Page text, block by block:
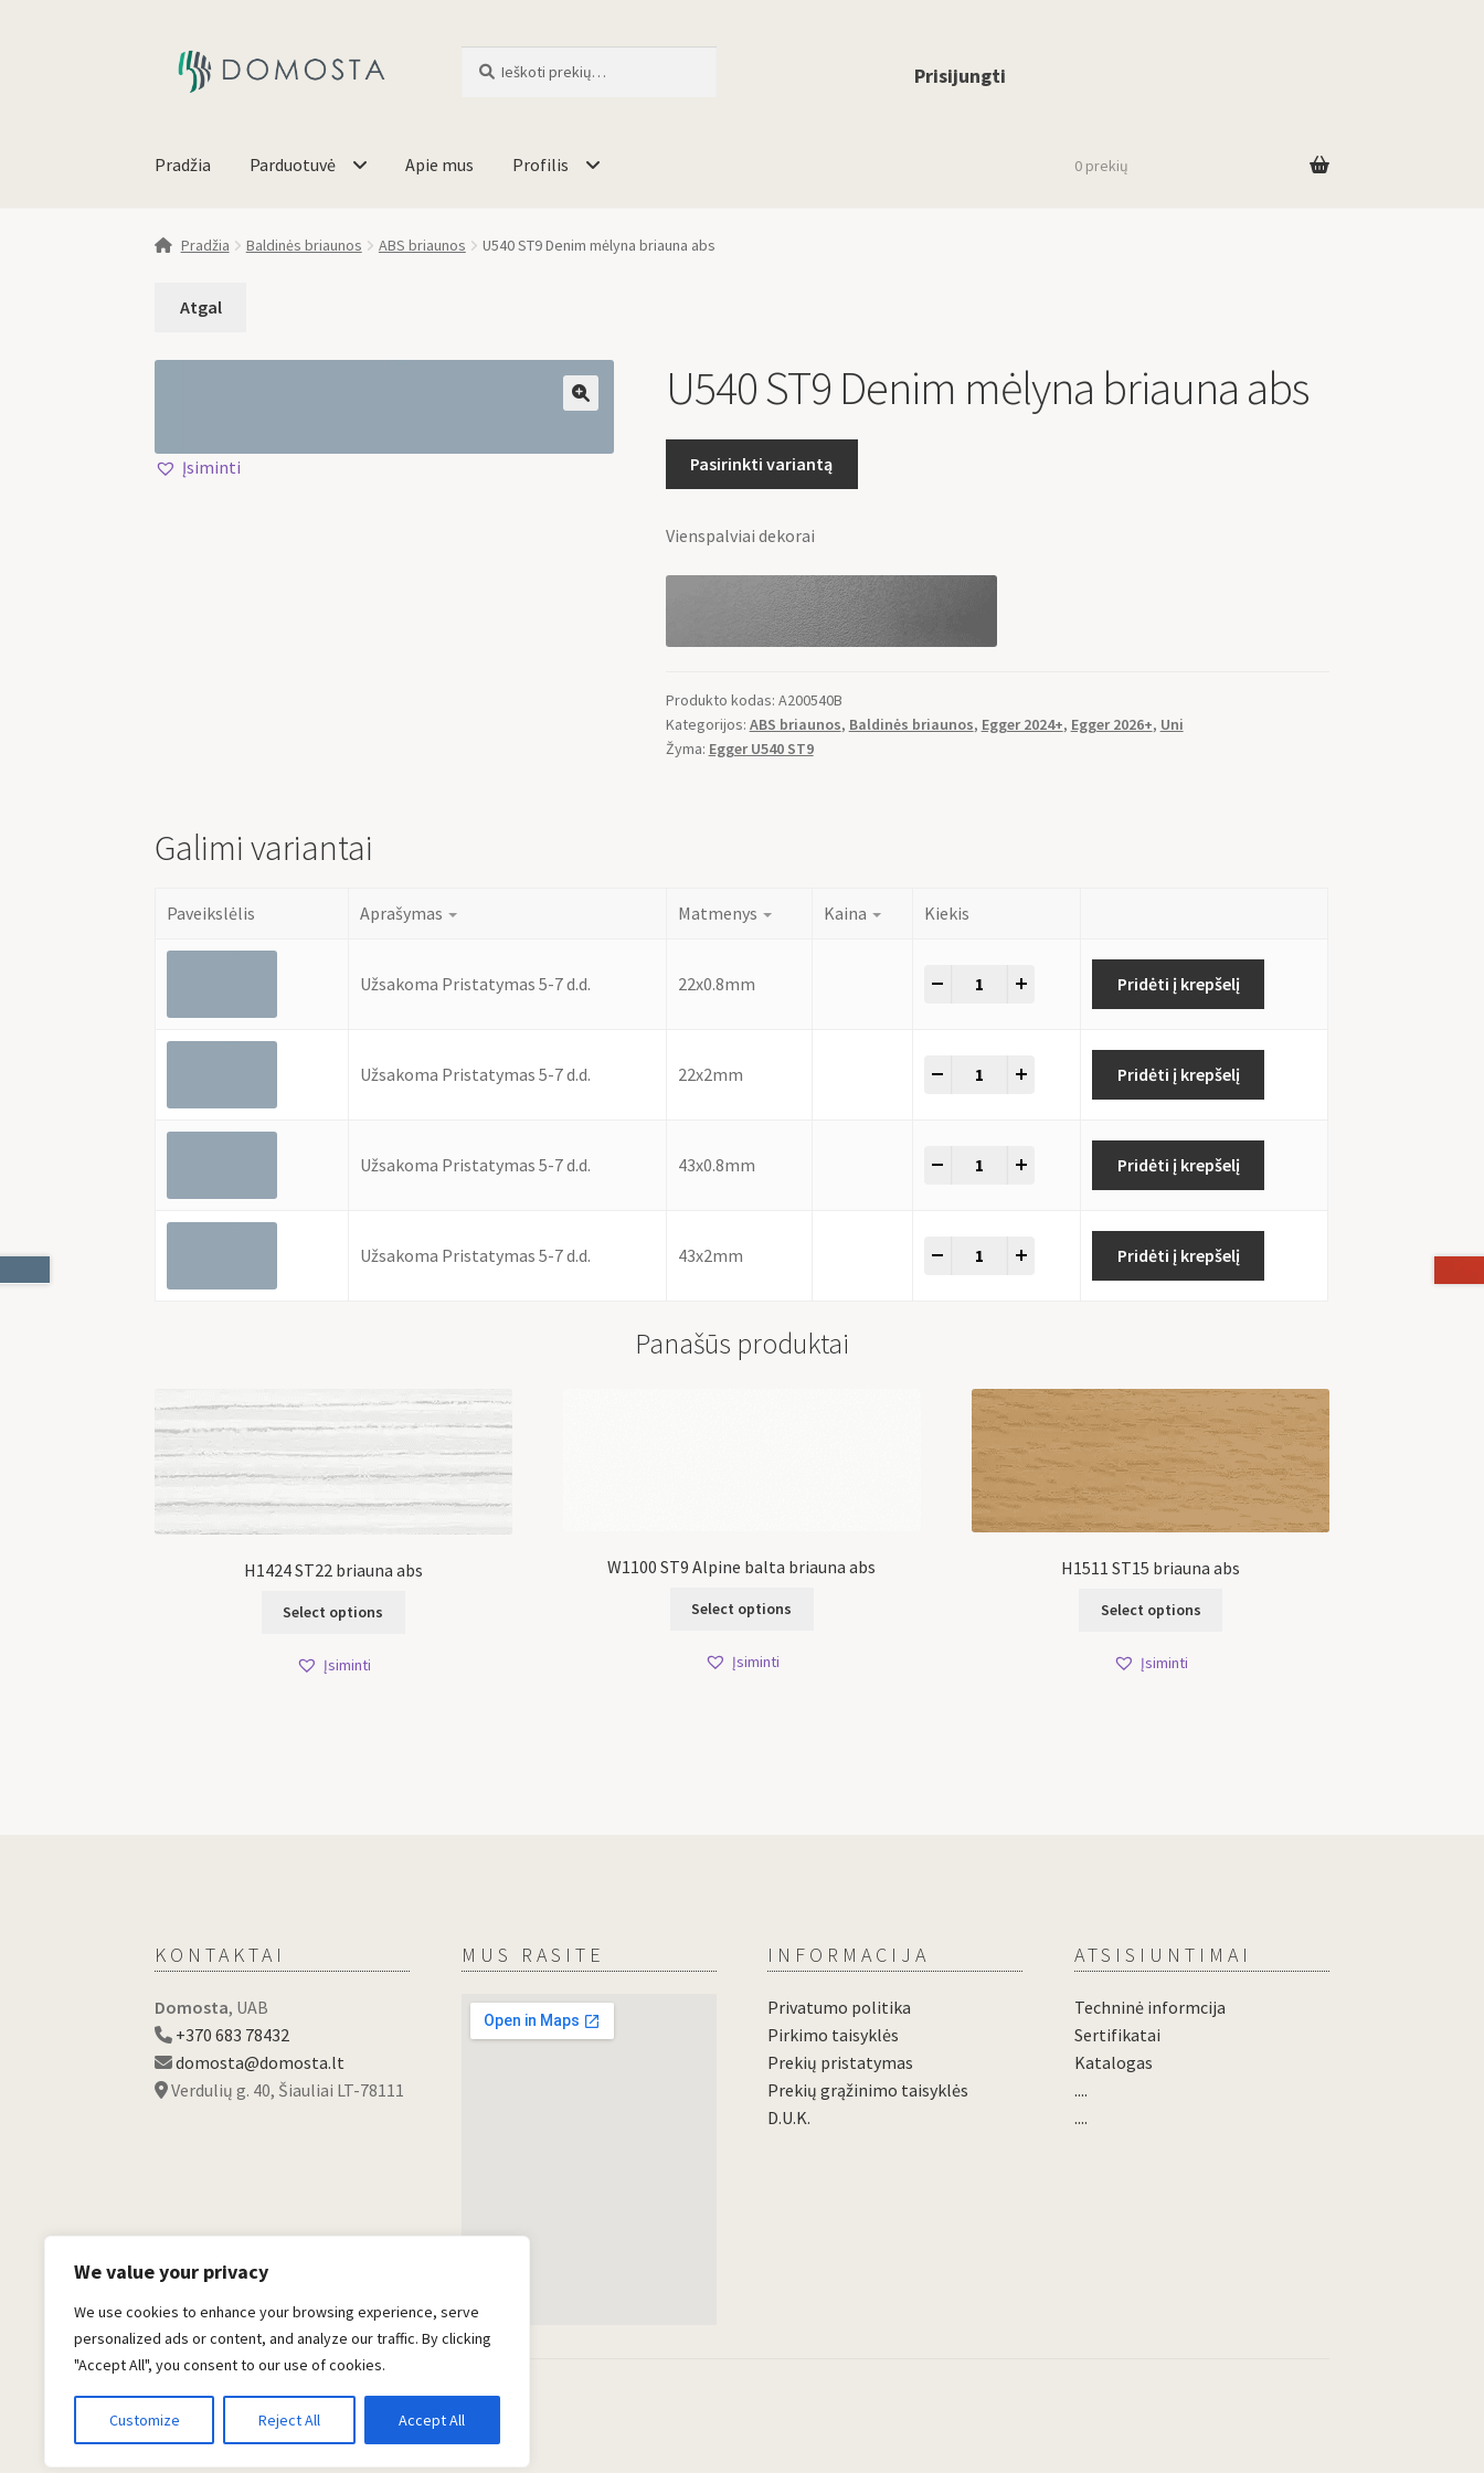
We value your privacy
We use cookies to enhance your browsing experience, serve
personalized ads or content, and analyze our traffic. By clicking
"Accept All", you consent to our use of cookies.
Customize Reject All Accept All
Prisijungti
Pradžia Parduotuvė Apie mus Profilis 0 prekių
Pradžia Baldinės briaunos ABS briaunos U540 ST9 Denim mėlyna briauna abs
Įsiminti
U540 ST9 Denim mėlyna briauna abs
Pasirinkti variantą
Vienspalviai dekorai
Produkto kodas: A200540B
Kategorijos: ABS briaunos, Baldinės briaunos, Egger 2024+, Egger 2026+, Uni
Žyma: Egger U540 ST9
Galimi variantai
Paveikslėlis Aprašymas Matmenys Kaina Kiekis
Užsakoma Pristatymas 5-7 d.d. 22x0.8mm Pridėti į krepšelį
Užsakoma Pristatymas 5-7 d.d. 22x2mm Pridėti į krepšelį
Užsakoma Pristatymas 5-7 d.d. 43x0.8mm Pridėti į krepšelį
Užsakoma Pristatymas 5-7 d.d. 43x2mm Pridėti į krepšelį
Panašūs produktai
H1424 ST22 briauna abs
Select options
Įsiminti
W1100 ST9 Alpine balta briauna abs
Select options
Įsiminti
H1511 ST15 briauna abs
Select options
Įsiminti
KONTAKTAI
Domosta, UAB
+370 683 78432
domosta@domosta.lt
Verdulių g. 40, Šiauliai LT-78111
MUS RASITE INFORMACIJA
Privatumo politika
Pirkimo taisyklės
Prekių pristatymas
Prekių grąžinimo taisyklės
D.U.K.
ATSISIUNTIMAI
Techninė informcija
Sertifikatai
Katalogas
....
....
© Domosta.lt 2026
Sukūrė WooCommerce.